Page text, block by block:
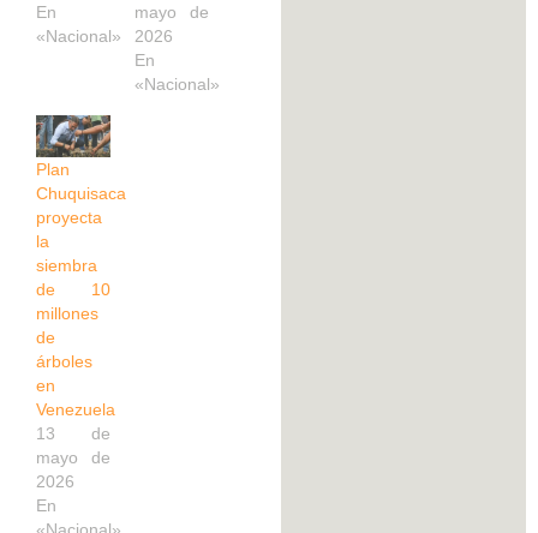
En
«Nacional»
mayo de
2026
En
«Nacional»
Plan
Chuquisaca
proyecta
la
siembra
de 10
millones
de
árboles
en
Venezuela
13 de
mayo de
2026
En